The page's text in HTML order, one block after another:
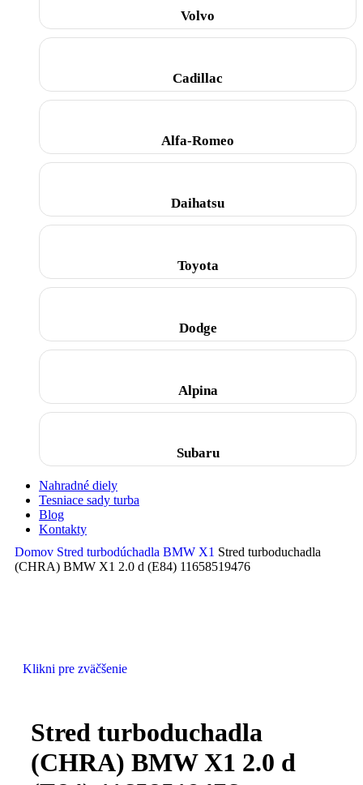
Volvo
Cadillac
Alfa-Romeo
Daihatsu
Toyota
Dodge
Alpina
Subaru
Nahradné diely
Tesniace sady turba
Blog
Kontakty
Domov Stred turbodúchadla BMW X1 Stred turboduchadla
(CHRA) BMW X1 2.0 d (E84) 11658519476
Klikni pre zväčšenie
Stred turboduchadla
(CHRA) BMW X1 2.0 d